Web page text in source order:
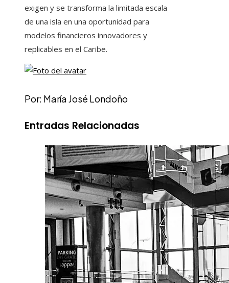
exigen y se transforma la limitada escala
de una isla en una oportunidad para
modelos financieros innovadores y
replicables en el Caribe.
Por: María José Londoño
Entradas Relacionadas